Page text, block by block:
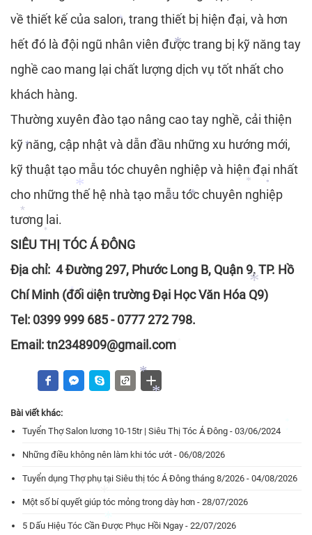
*
*
*
*
*
*
về thiết kế của salon, trang thiết bị hiện đại, và hơn
hết đó là đội ngũ nhân viên được trang bị kỹ năng tay
nghề cao mang lại chất lượng dịch vụ tốt nhất cho
khách hàng.
Thường xuyên đào tạo nâng cao tay nghề, cải thiện
kỹ năng, cập nhật và dẫn đầu những xu hướng mới,
kỹ thuật tạo mẫu tóc chuyên nghiệp và hiện đại nhất
cho những thế hệ nhà tạo mẫu tóc chuyên nghiệp
tương lai.
SIÊU THỊ TÓC Á ĐÔNG
Địa chỉ: 4 Đường 297, Phước Long B, Quận 9, TP. Hồ
Chí Minh (đối diện trường Đại Học Văn Hóa Q9)
Tel: 0399 999 685 - 0777 272 798.
Email: tn2348909@gmail.com
Bài viết khác:
Tuyển Thợ Salon lương 10-15tr | Siêu Thị Tóc Á Đông - 03/06/2024
Những điều không nên làm khi tóc ướt - 06/08/2026
Tuyển dụng Thợ phụ tại Siêu thị tóc Á Đông tháng 8/2026 - 04/08/2026
Một số bí quyết giúp tóc mỏng trong dày hơn - 28/07/2026
5 Dấu Hiệu Tóc Cần Được Phục Hồi Ngay - 22/07/2026